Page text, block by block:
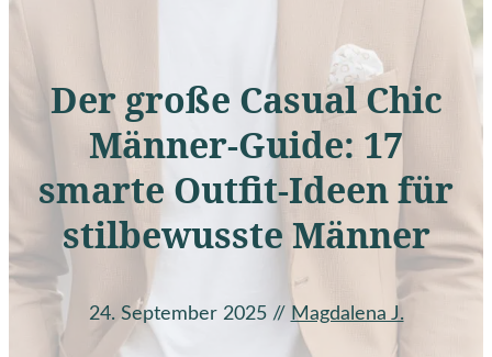
Der große Casual Chic
Männer-Guide: 17
smarte Outfit-Ideen für
stilbewusste Männer
24. September 2025 // Magdalena J.